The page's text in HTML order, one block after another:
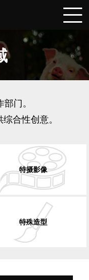
门。
合性创意。
特摄影像
特殊造型